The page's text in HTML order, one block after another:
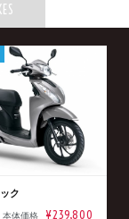
ク
本体価格 ¥239,800